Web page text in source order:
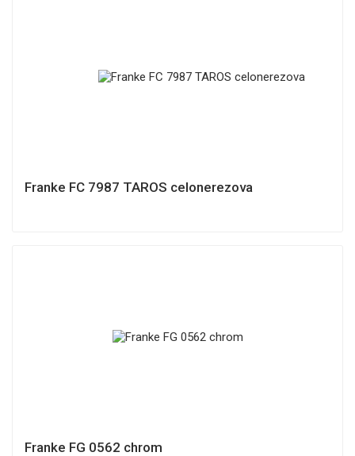
Franke FC 7987 TAROS celonerezova
Franke FG 0562 chrom